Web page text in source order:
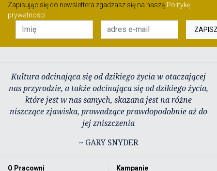
Zapisując się do newslettera zgadzasz się na naszą Politykę
prywatności
Kultura odcinająca się od dzikiego życia w otaczającej
nas przyrodzie, a także odcinająca się od dzikiego życia,
które jest w nas samych, skazana jest na różne
niszczące zjawiska, prowadzące prawdopodobnie aż do
jej zniszczenia
~ GARY SNYDER
O Pracowni
Kampanie